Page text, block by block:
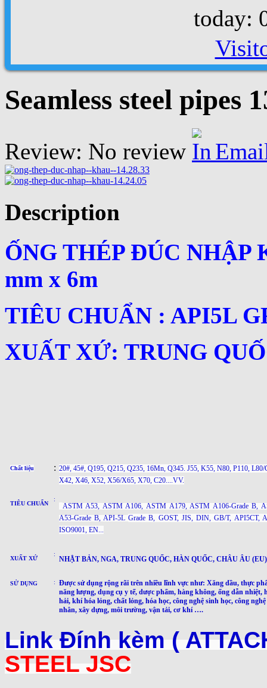
today:
Seamless steel pipes
Review: No review
Description
ỐNG THÉP ĐÚC NHẬP
mm x 6m
TIÊU CHUẨN : API5L
XUẤT XỨ: TRUNG
Chất liệu : 20#, 45#, Q195, Q215, Q235, 16Mn, Q345. J55, K55, N80, P110, L80/
X42, X46, X52, X56/X65, X70, C20....VV.
TIÊU CHUẨN
:
ASTM A53, ASTM A106, ASTM A179, ASTM A106-Grade B,
A53-Grade B, API-5LGrade B , GOST, JIS, DIN, GB/T, API5CT,
ISO9001, EN...
XUẤT XỨ
:
NHẬT BẢN, NGA, TRUNG QUỐC, HÀN QUỐC, CHÂU ÂU (EU)
SỬ DỤNG :
Được sử dụng rộng rãi trên nhiều lĩnh vực như: Xăng dầu, thực
năng lượng, dụng cụ y tế, dược phẩm, hàng không, ống dẫn nhiệt,
hải, khí hóa lỏng, chất lỏng, hóa học, công nghệ sinh học, công
nhân, xây dựng, môi trường, vận tải, cơ khí ….
Link Đính kèm (
STEEL JSC